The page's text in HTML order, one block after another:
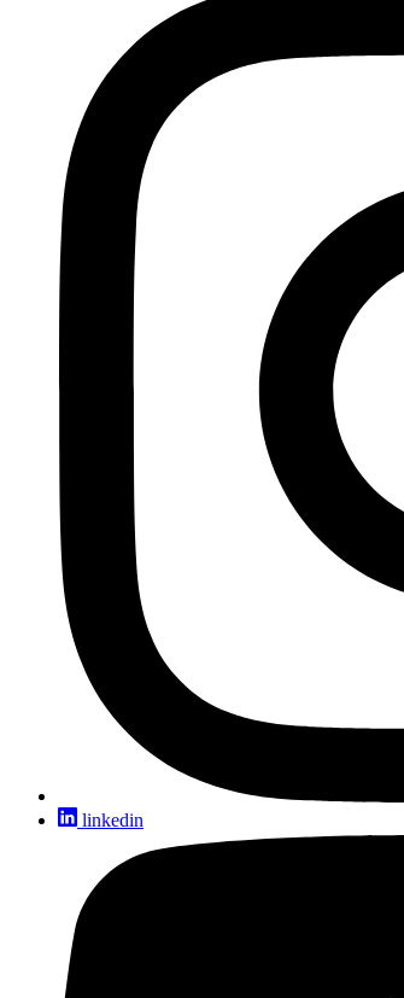
linkedin